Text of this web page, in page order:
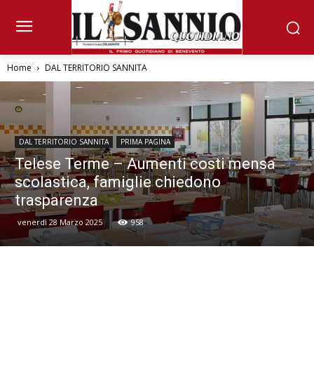
Home DAL TERRITORIO SANNITA
DAL TERRITORIO SANNITA PRIMA PAGINA
Telese Terme – Aumenti costi mensa
scolastica, famiglie chiedono
trasparenza
venerdì 28 Marzo 2025 958